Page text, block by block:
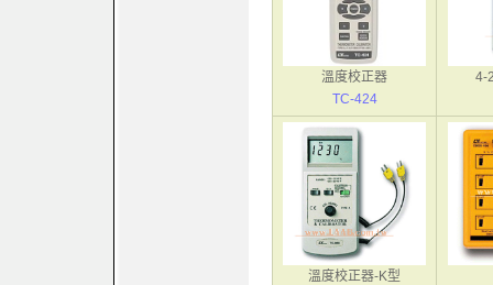
溫度校正器
TC-424
4-
溫度校正器-K型